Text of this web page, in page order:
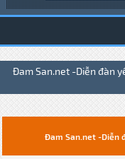
Đam San.net -Diễn đàn
Đam San.net -Diễn